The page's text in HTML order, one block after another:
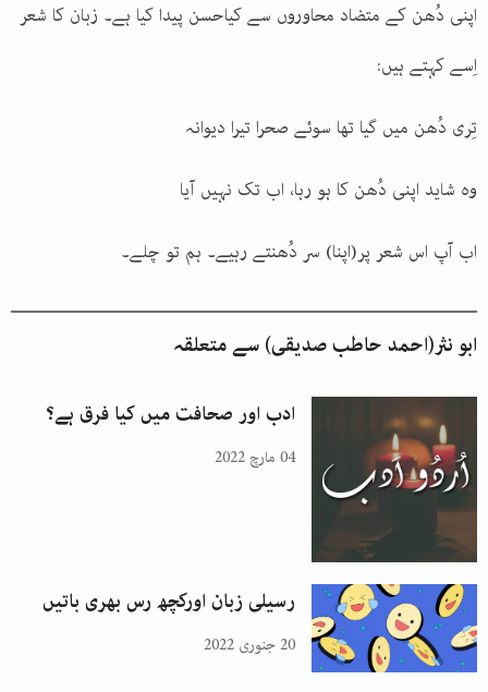
اپنی دُھن کے متضاد محاوروں سے کیاحسن پیدا کیا ہے۔ زبان کا شعر
اِسے کہتے ہیں:
تِری دُھن میں گیا تھا سوئے صحرا تیرا دیوانہ
وہ شاید اپنی دُھن کا ہو رہا، اب تک نہیں آیا
اب آپ اس شعر پر(اپنا) سر دُھنتے رہیے۔ ہم تو چلے۔
ابو نثر(احمد حاطب صدیقی) سے متعلقہ
ادب اور صحافت میں کیا فرق ہے؟
04 مارچ 2022
رسیلی زبان اورکچھ رس بھری باتیں
20 جنوری 2022